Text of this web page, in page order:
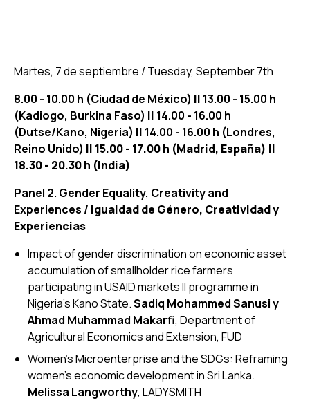
Martes, 7 de septiembre / Tuesday, September 7th
8.00 - 10.00 h (Ciudad de México) || 13.00 - 15.00 h
(Kadiogo, Burkina Faso) || 14.00 - 16.00 h
(Dutse/Kano, Nigeria) || 14.00 - 16.00 h (Londres,
Reino Unido) || 15.00 - 17.00 h (Madrid, España) ||
18.30 - 20.30 h (India)
Panel 2. Gender Equality, Creativity and
Experiences / Igualdad de Género, Creatividad y
Experiencias
Impact of gender discrimination on economic asset
accumulation of smallholder rice farmers
participating in USAID markets II programme in
Nigeria’s Kano State.Sadiq Mohammed Sanusi y
Ahmad Muhammad Makarfi, Department of
Agricultural Economics and Extension, FUD
Women’s Microenterprise and the SDGs: Reframing
women’s economic development in Sri Lanka.
Melissa Langworthy, LADYSMITH